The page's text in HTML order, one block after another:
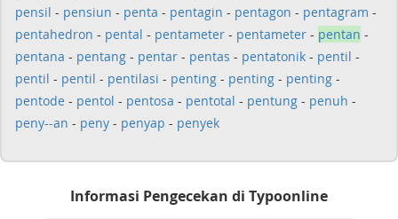
pensil - pensiun - penta - pentagin - pentagon - pentagram -
pentahedron - pental - pentameter - pentameter - pentan -
pentana - pentang - pentar - pentas - pentatonik - pentil -
pentil - pentil - pentilasi - penting - penting - penting -
pentode - pentol - pentosa - pentotal - pentung - penuh -
peny--an - peny - penyap - penyek
Informasi Pengecekan di Typoonline